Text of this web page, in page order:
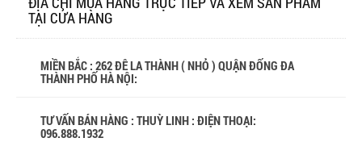
TẠI CỬA HÀNG
MIỀN BẮC : 262 ĐÊ LA THÀNH ( NHỎ ) QUẬN ĐỐNG ĐA
THÀNH PHỐ HÀ NỘI:
TƯ VẤN BÁN HÀNG : THUỲ LINH : ĐIỆN THOẠI:
096.888.1932